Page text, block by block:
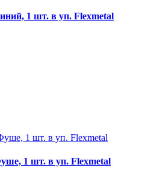
1 шт. в уп. Flexmetal
1 шт. в уп. Flexmetal